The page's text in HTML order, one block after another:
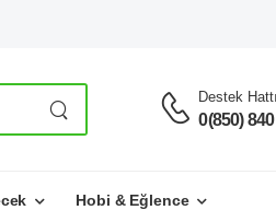
Destek
0(850)
Hobi & Eğlence